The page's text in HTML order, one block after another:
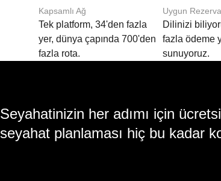
Kapsamlı Ağ
Tek platform, 34'den fazla
yer, dünya çapında 700'den
fazla rota.
Uygun
Dilinizi
fazla ödeme
sunuyoruz.
Seyahatinizin her adımı için
seyahat planlaması hiç bu kadar